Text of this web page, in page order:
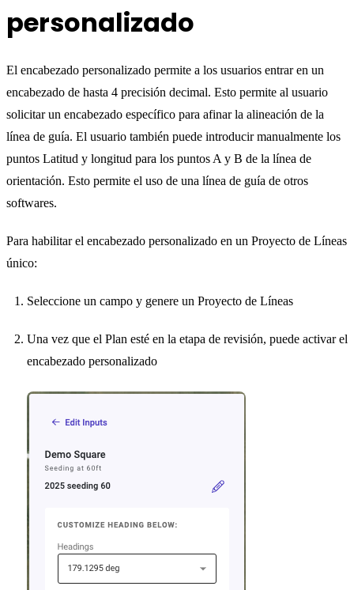
personalizado
El encabezado personalizado permite a los usuarios entrar en un
encabezado de hasta 4 precisión decimal. Esto permite al usuario
solicitar un encabezado específico para afinar la alineación de la
línea de guía. El usuario también puede introducir manualmente los
puntos Latitud y longitud para los puntos A y B de la línea de
orientación. Esto permite el uso de una línea de guía de otros
softwares.
Para habilitar el encabezado personalizado en un Proyecto de Líneas
único:
Seleccione un campo y genere un Proyecto de Líneas
Una vez que el Plan esté en la etapa de revisión, puede activar el
encabezado personalizado